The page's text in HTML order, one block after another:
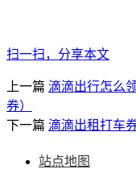
扫一扫，分享本文
上一篇 滴滴出行怎么
券）
下一篇 滴滴出租打车
站点地图